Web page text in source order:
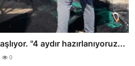
"4 aydır hazırlanıyoruz...
0